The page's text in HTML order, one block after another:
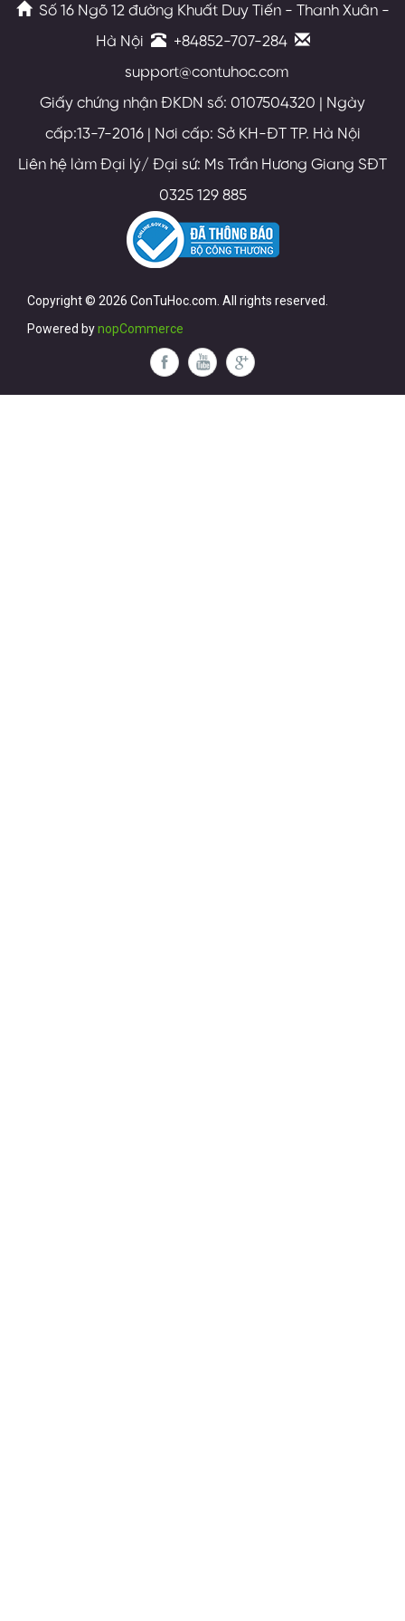
Số 16 Ngõ 12 đường Khuất Duy Tiến - Thanh Xuân -
Hà Nội
+84852-707-284
support@contuhoc.com
Giấy chứng nhận ĐKDN số: 0107504320 | Ngày
cấp:13-7-2016 | Nơi cấp: Sở KH-ĐT TP. Hà Nội
Liên hệ làm Đại lý/ Đại sứ: Ms Trần Hương Giang SĐT
0325 129 885
Copyright © 2026 ConTuHoc.com. All rights reserved.
Powered bynopCommerce